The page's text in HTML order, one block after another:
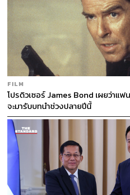
FILM
โปรดิวเซอร์ James Bond เผยว่าแฟ
จะมารับบทนำช่วงปลายปีนี้